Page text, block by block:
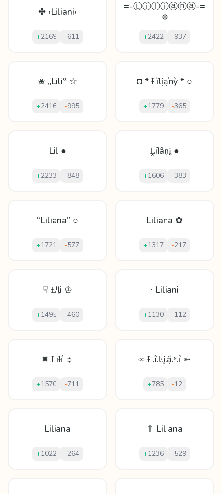
✤ ‹Liliani›
+2169 -611
=-Ⓛⓘⓛⓘⓐⓝⓐ-=
❈
+2422 -937
✬ „Lili‟ ☆
+2416 -995
◘ * Ɫĭlịạŉỳ * ○
+1779 -365
Lil ●
+2233 -848
Ḽiӏìâņḭ ●
+1606 -383
“Liliana” ○
+1721 -577
Liliana ✿
+1317 -217
☟ Ƚⁱḻі ♔
+1495 -460
∙ Liliani
+1130 -112
✺ Ƚiƚḯ ☼
+1570 -711
∞ Ɫ.î.ŀ.į.ặ.ᶰ.ỉ ➳
+785 -12
Liliana
+1022 -264
⇑ Liliana
+1236 -529